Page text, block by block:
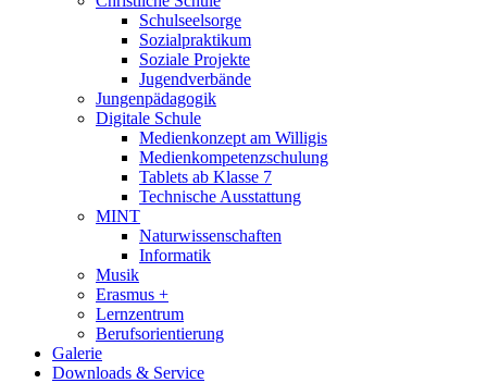
Schulseelsorge
Sozialpraktikum
Soziale Projekte
Jugendverbände
Jungenpädagogik
Digitale Schule
Medienkonzept am Willigis
Medienkompetenzschulung
Tablets ab Klasse 7
Technische Ausstattung
MINT
Naturwissenschaften
Informatik
Musik
Erasmus +
Lernzentrum
Berufsorientierung
Galerie
Downloads & Service